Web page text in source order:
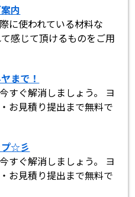
内
に使われている材料な
感じて頂けるものをご用
まで！
すぐ解消しましょう。 ヨ
お見積り提出まで無料で
プ☆彡
すぐ解消しましょう。 ヨ
お見積り提出まで無料で